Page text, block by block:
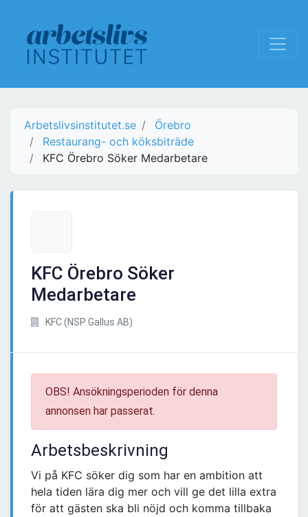
Arbetslivsinstitutet.se
Örebro
Restaurang- och köksbiträde
KFC Örebro Söker Medarbetare
KFC Örebro Söker
Medarbetare
KFC (NSP Gallus AB)
OBS! Ansökningsperioden för denna
annonsen har passerat.
Arbetsbeskrivning
Vi på KFC söker dig som har en ambition att
hela tiden lära dig mer och vill ge det lilla extra
för att gästen ska bli nöjd och komma tillbaka